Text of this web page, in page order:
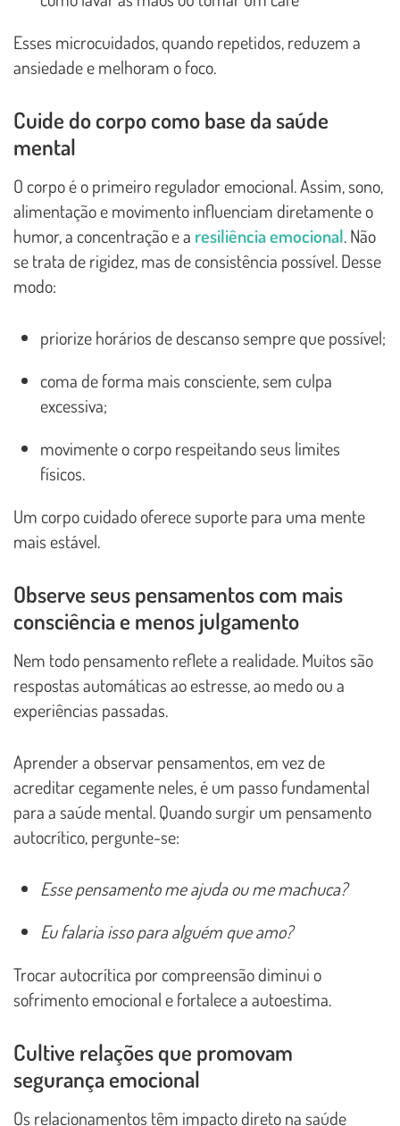
Esses microcuidados, quando repetidos, reduzem a
ansiedade e melhoram o foco.
Cuide do corpo como base da saúde
mental
O corpo é o primeiro regulador emocional. Assim, sono,
alimentação e movimento influenciam diretamente o
humor, a concentração e a resiliência emocional. Não
se trata de rigidez, mas de consistência possível. Desse
modo:
priorize horários de descanso sempre que possível;
coma de forma mais consciente, sem culpa
excessiva;
movimente o corpo respeitando seus limites
físicos.
Um corpo cuidado oferece suporte para uma mente
mais estável.
Observe seus pensamentos com mais
consciência e menos julgamento
Nem todo pensamento reflete a realidade. Muitos são
respostas automáticas ao estresse, ao medo ou a
experiências passadas.
Aprender a observar pensamentos, em vez de
acreditar cegamente neles, é um passo fundamental
para a saúde mental. Quando surgir um pensamento
autocrítico, pergunte-se:
Esse pensamento me ajuda ou me machuca?
Eu falaria isso para alguém que amo?
Trocar autocrítica por compreensão diminui o
sofrimento emocional e fortalece a autoestima.
Cultive relações que promovam
segurança emocional
Os relacionamentos têm impacto direto na saúde